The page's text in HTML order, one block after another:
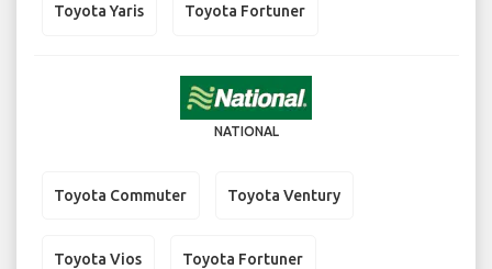
Toyota Yaris Toyota Fortuner
NATIONAL
Toyota Commuter Toyota Ventury
Toyota Vios Toyota Fortuner